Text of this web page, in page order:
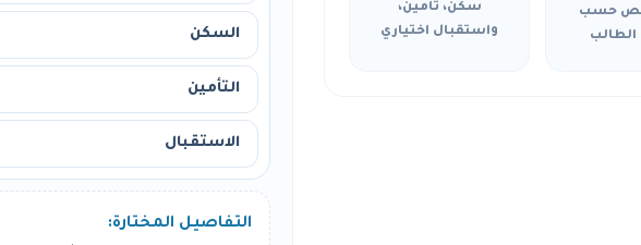
حسب
الطالب
سكن، تأمين،
واستقبال اختياري
السكن
التأمين
الاستقبال
التفاصيل المختارة: